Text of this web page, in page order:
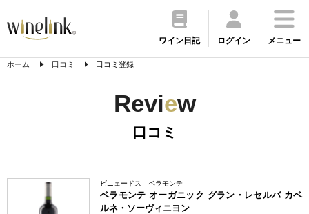
ワイン日記 ログイン メニュー
ホーム 口コミ 口コミ登録
Review
口コミ
ビニェードス ベラモンテ
ベラモンテ オーガニック グラン・レセルバ カベ
ルネ・ソーヴィニヨン